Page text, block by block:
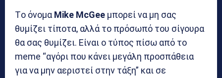
Tο όνομα Mike McGee μπορεί να μη σας
θυμίζει τίποτα, αλλά το πρόσωπό του σίγουρα
θα σας θυμίζει. Είναι ο τύπος πίσω από το
meme “αγόρι που κάνει μεγάλη προσπάθεια
για να μην αεριστεί στην τάξη” και σε